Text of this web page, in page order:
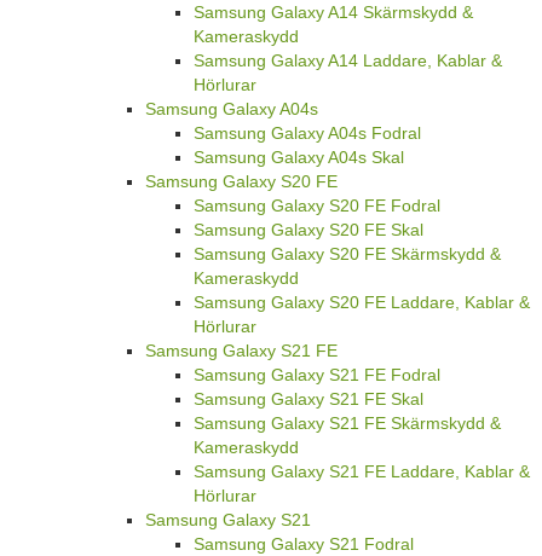
Samsung Galaxy A14 Skärmskydd &
Kameraskydd
Samsung Galaxy A14 Laddare, Kablar &
Hörlurar
Samsung Galaxy A04s
Samsung Galaxy A04s Fodral
Samsung Galaxy A04s Skal
Samsung Galaxy S20 FE
Samsung Galaxy S20 FE Fodral
Samsung Galaxy S20 FE Skal
Samsung Galaxy S20 FE Skärmskydd &
Kameraskydd
Samsung Galaxy S20 FE Laddare, Kablar &
Hörlurar
Samsung Galaxy S21 FE
Samsung Galaxy S21 FE Fodral
Samsung Galaxy S21 FE Skal
Samsung Galaxy S21 FE Skärmskydd &
Kameraskydd
Samsung Galaxy S21 FE Laddare, Kablar &
Hörlurar
Samsung Galaxy S21
Samsung Galaxy S21 Fodral